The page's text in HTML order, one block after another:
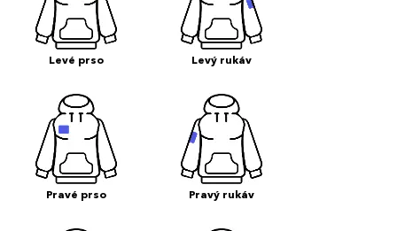
Levé prso Levý rukáv
Pravé prso Pravý rukáv